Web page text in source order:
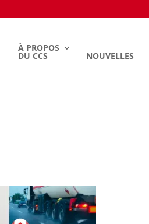
À PROPOS
DU CCS NOUVELLES